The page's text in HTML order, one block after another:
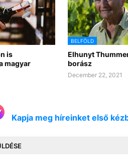
is
magyar
BELFÖLD
Elhunyt
borász
December 22, 2021
Kapja meg híreinket első